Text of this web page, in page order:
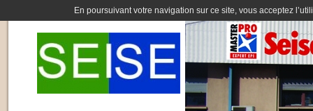
En poursuivant votre navigation sur ce site, vous acceptez